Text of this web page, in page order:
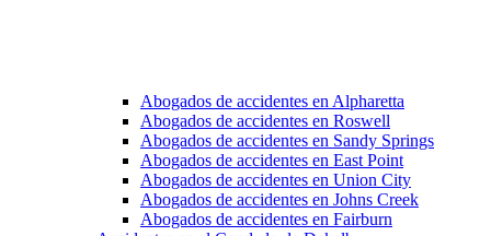
Abogados de accidentes en Alpharetta
Abogados de accidentes en Roswell
Abogados de accidentes en Sandy Springs
Abogados de accidentes en East Point
Abogados de accidentes en Union City
Abogados de accidentes en Johns Creek
Abogados de accidentes en Fairburn